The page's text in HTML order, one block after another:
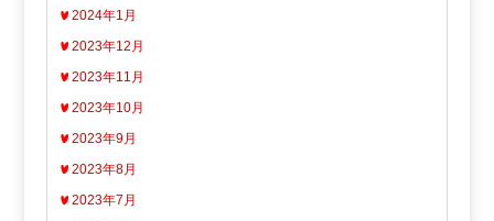
2024年1月
2023年12月
2023年11月
2023年10月
2023年9月
2023年8月
2023年7月